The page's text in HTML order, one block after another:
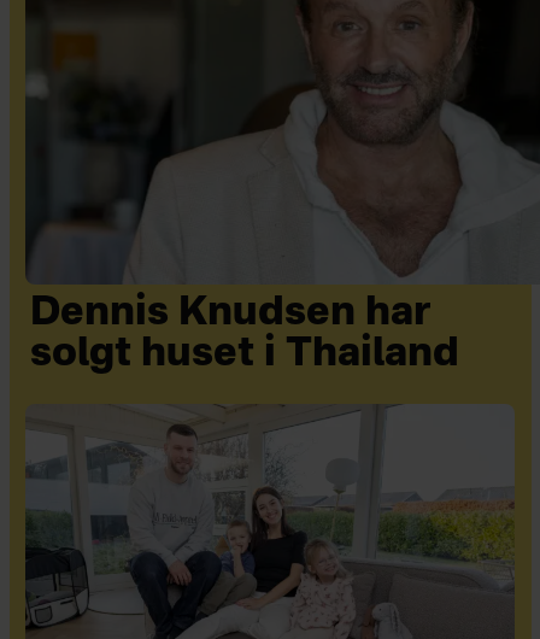
Dennis Knudsen har
solgt huset i Thailand